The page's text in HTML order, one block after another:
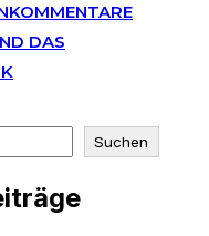
DAS
Suchen